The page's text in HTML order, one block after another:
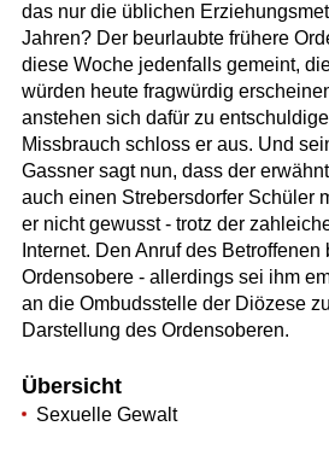
das nur die üblichen
Jahren? Der beurlaubte frühere
diese Woche jedenfalls gemeint,
würden heute fragwürdig
anstehen sich dafür zu
Missbrauch schloss er aus. Und
Gassner sagt nun, dass der
auch einen Strebersdorfer Schüler
er nicht gewusst - trotz der
Internet. Den Anruf des Betroffenen
Ordensobere - allerdings sei ihm
an die Ombudsstelle der Diözese
Darstellung des Ordensoberen.
Übersicht
Sexuelle Gewalt